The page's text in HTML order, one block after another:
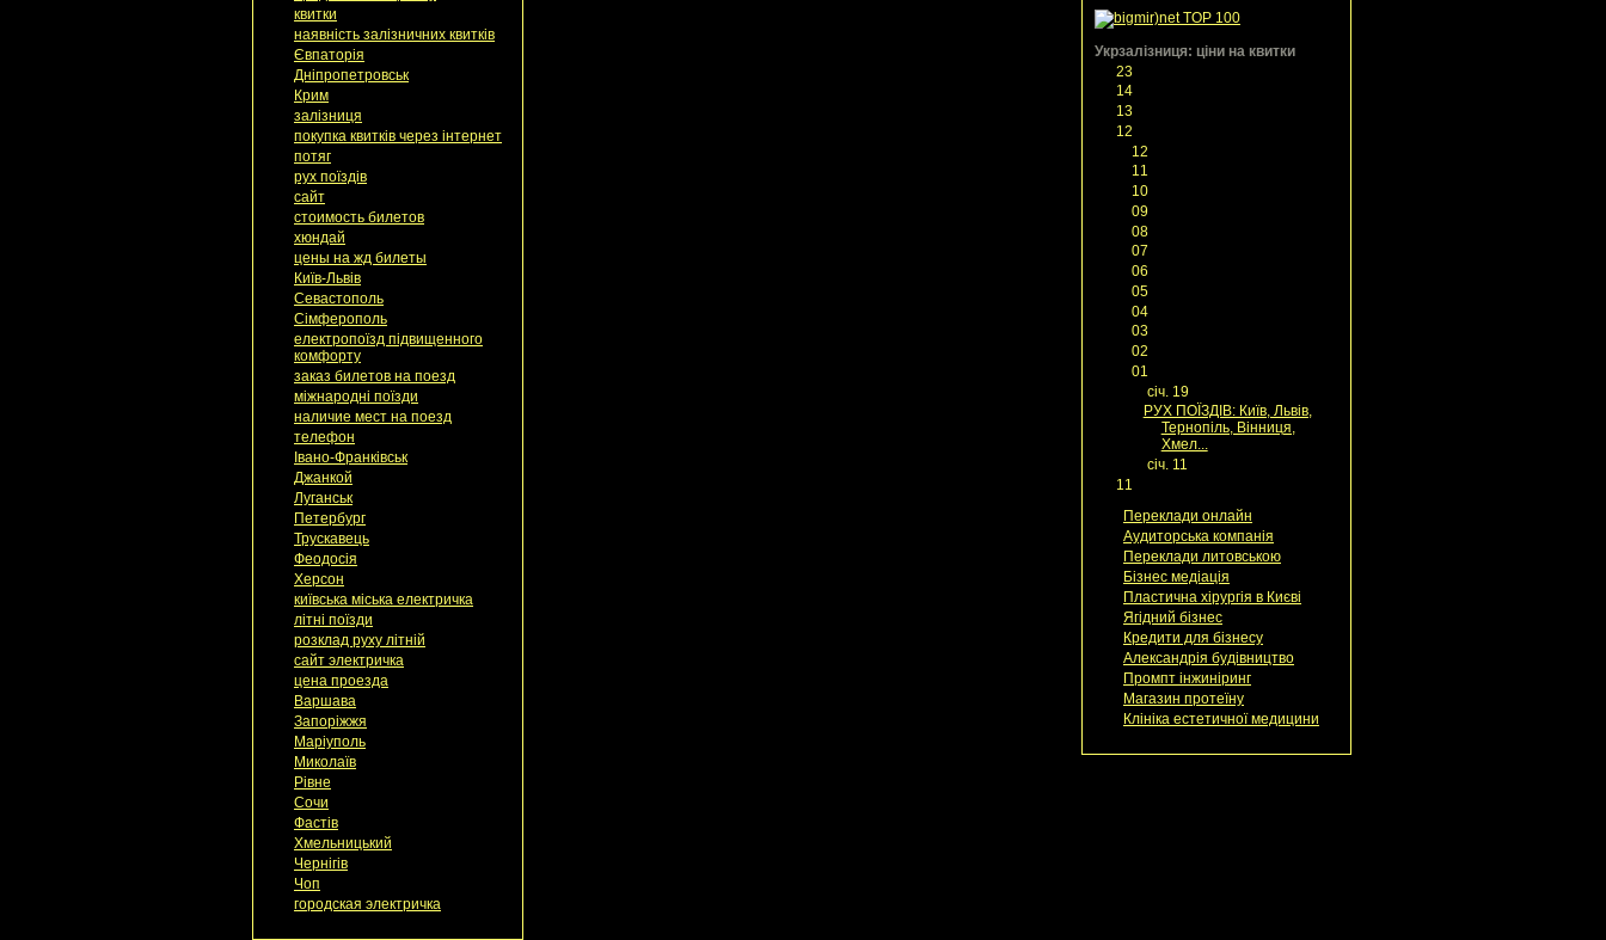
квитки
наявність залізничних квитків
Євпаторія
Дніпропетровськ
Крим
залізниця
покупка квитків через інтернет
потяг
рух поїздів
сайт
стоимость билетов
хюндай
цены на жд билеты
Київ-Львів
Севастополь
Сімферополь
електропоїзд підвищенного
комфорту
заказ билетов на поезд
міжнародні поїзди
наличие мест на поезд
телефон
Івано-Франківськ
Джанкой
Луганськ
Петербург
Трускавець
Феодосія
Херсон
київська міська електричка
літні поїзди
розклад руху літній
сайт электричка
цена проезда
Варшава
Запоріжжя
Маріуполь
Миколаїв
Рівне
Сочи
Фастів
Хмельницький
Чернігів
Чоп
городская электричка
Укрзалізниця: ціни на квитки
23
14
13
12
12
11
10
►09
►08
►07
►06
►05
►04
►03
►02
▼01
▼січ. 19
РУХ ПОЇЗДІВ: Київ, Львів,
Тернопіль, Вінниця,
Хмел...
►січ. 11
11
Переклади онлайн
Аудиторська компанія
Переклади литовською
Бізнес медіація
Пластична хірургія в Києві
Ягідний бізнес
Кредити для бізнесу
Александрія будівництво
Промпт інжиніринг
Магазин протеїну
Клініка естетичної медицини